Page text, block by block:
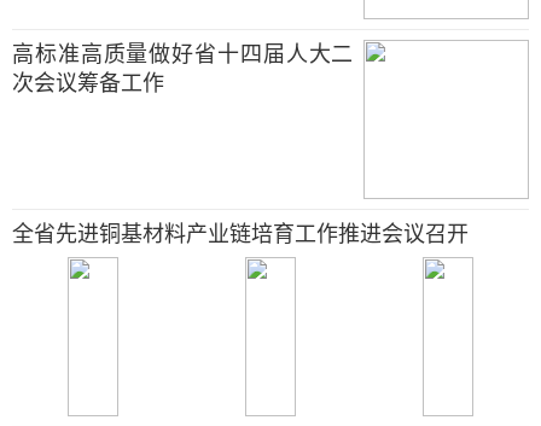
高标准高质量做好省十四届人大二
次会议筹备工作
全省先进铜基材料产业链培育工作推进会议召开